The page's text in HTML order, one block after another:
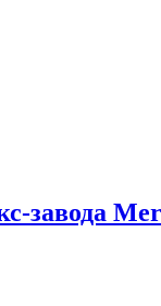
завода